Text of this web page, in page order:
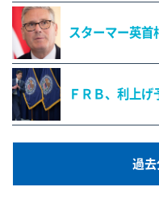
スターマー英首
ＦＲＢ、利上げ
過去